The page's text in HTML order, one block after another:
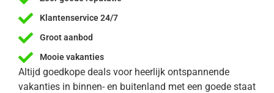
Klantenservice 24/7
Groot aanbod
Mooie vakanties
Altijd goedkope deals voor heerlijk ontspannende
vakanties in binnen- en buitenland met een goede staat